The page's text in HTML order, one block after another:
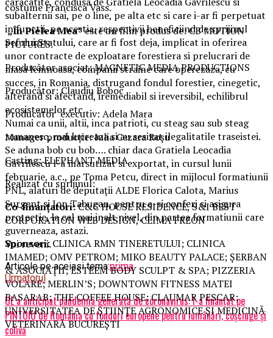
subalternii sai, pe o line, pe alta etc si care i-ar fi perpetuat
in functii, pe acestia, respectivii beneficiind de sprijinul
Sefului Statului, care ar fi fost deja, implicat in oferirea
unor contracte de exploatare forestiera si prelucrari de
masa lemnoasa, companii straine care operezaza, cu
succes, in Romania, distrugand fondul forestier, cinegetic,
alterand si afectand, iremediabil si ireversibil, echilibrul
ecosistemelor etc.
Numai ca unii, altii, inca patrioti, cu steag sau sub steag
romanesc, mai lucreaza si au sesizat ilegalitatile traseistei.
Se aduna bob cu bob…. chiar daca Gratiela Leocadia
Gavrilescu l-a marsutizat si exportat, in cursul lunii
februarie, a.c., pe Toma Petcu, direct in mijlocul formatiunii
PNL, alaturi de deputații ALDE Florica Calota, Marius
Surgent si Ion Tabugan, pentru a-si conferi si asigura
protectie, la cel mai inalt nivel, din partea formatiunii care
guverneaza, astazi.
Voi reveni.
Articole pe aceiasi tema:prima
Urmatorul
UE a anticipat pandemia generată de coronavirus: l-a finanțat pe
PINTOIU de România cu fonduri europene pentru lumânări, coșciuge și
colivă
costume Francisca Vass.
„În Pielea Mea”este un film produs de: CB MOTION
PICTURES.
Producător asociat: MAGNETIC MEDIA PRODUCTIONS
Producător: Claudiu Boboc
Producător executiv: Adela Mara
Manager producție: Iulia Cezara Roșu
Casting: ELEPHANT MEDIA
Realizat cu sprijinul:
Co-finanțatori:C&C HOUSE RESIDENCE, S&I BEST
CORPORATION WEB DESIGN, CLIMA FREON
Sponsori: CLINICA RMN TINERETULUI; CLINICA
IMAMED; OMV PETROM; MIKO BEAUTY PALACE; ȘERBAN
& ASOCIAȚII; ESTEEM BODY SCULPT & SPA; PIZZERIA
VOLARE; MERLIN’S; DOWNTOWN FITNESS MATEI
BASARAB; THE COFFEE HOUSE; CLAUMAR PESCAR;
UNIVERSITATEA DE ȘTIINȚE AGRONOMICE ȘI MEDICINĂ
VETERINARĂ BUCUREȘTI